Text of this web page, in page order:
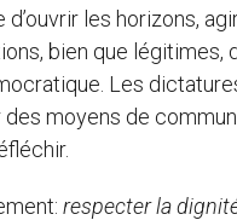
les horizons,
bien que légitimes,
Les
des moyens de
respecter la